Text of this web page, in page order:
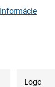
Informácie
Logo